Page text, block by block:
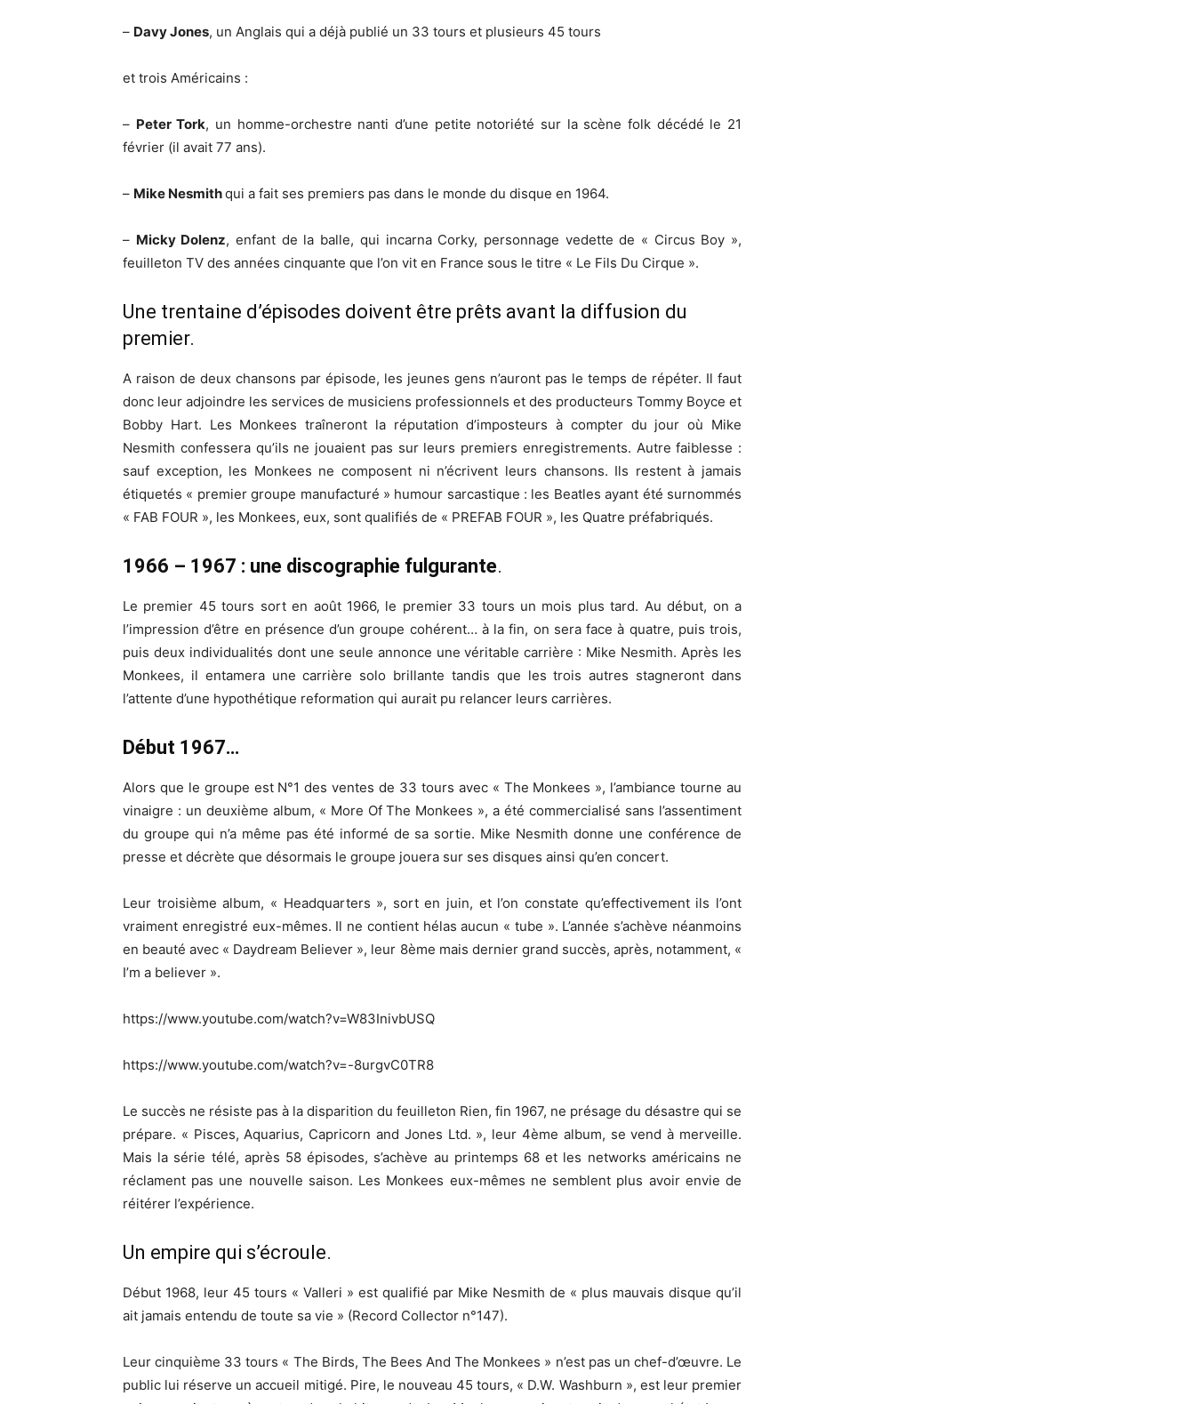
– Davy Jones, un Anglais qui a déjà publié un 33 tours et plusieurs 45 tours
et trois Américains :
– Peter Tork, un homme-orchestre nanti d’une petite notoriété sur la scène folk décédé le 21
février (il avait 77 ans).
– Mike Nesmithqui a fait ses premiers pas dans le monde du disque en 1964.
– Micky Dolenz, enfant de la balle, qui incarna Corky, personnage vedette de « Circus Boy »,
feuilleton TV des années cinquante que l’on vit en France sous le titre « Le Fils Du Cirque ».
Une trentaine d’épisodes doivent être prêts avant la diffusion du
premier.
A raison de deux chansons par épisode, les jeunes gens n’auront pas le temps de répéter. Il faut
donc leur adjoindre les services de musiciens professionnels et des producteurs Tommy Boyce et
Bobby Hart. Les Monkees traîneront la réputation d’imposteurs à compter du jour où Mike
Nesmith confessera qu’ils ne jouaient pas sur leurs premiers enregistrements. Autre faiblesse :
sauf exception, les Monkees ne composent ni n’écrivent leurs chansons. Ils restent à jamais
étiquetés « premier groupe manufacturé » humour sarcastique : les Beatles ayant été surnommés
« FAB FOUR », les Monkees, eux, sont qualifiés de « PREFAB FOUR », les Quatre préfabriqués.
1966 – 1967 : une discographie fulgurante.
Le premier 45 tours sort en août 1966, le premier 33 tours un mois plus tard. Au début, on a
l’impression d’être en présence d’un groupe cohérent… à la fin, on sera face à quatre, puis trois,
puis deux individualités dont une seule annonce une véritable carrière : Mike Nesmith. Après les
Monkees, il entamera une carrière solo brillante tandis que les trois autres stagneront dans
l’attente d’une hypothétique reformation qui aurait pu relancer leurs carrières.
Début 1967…
Alors que le groupe est N°1 des ventes de 33 tours avec « The Monkees », l’ambiance tourne au
vinaigre : un deuxième album, « More Of The Monkees », a été commercialisé sans l’assentiment
du groupe qui n’a même pas été informé de sa sortie. Mike Nesmith donne une conférence de
presse et décrète que désormais le groupe jouera sur ses disques ainsi qu’en concert.
Leur troisième album, « Headquarters », sort en juin, et l’on constate qu’effectivement ils l’ont
vraiment enregistré eux-mêmes. Il ne contient hélas aucun « tube ». L’année s’achève néanmoins
en beauté avec « Daydream Believer », leur 8ème mais dernier grand succès, après, notamment, «
I’m a believer ».
https://www.youtube.com/watch?v=W83InivbUSQ
https://www.youtube.com/watch?v=-8urgvC0TR8
Le succès ne résiste pas à la disparition du feuilleton Rien, fin 1967, ne présage du désastre qui se
prépare. « Pisces, Aquarius, Capricorn and Jones Ltd. », leur 4ème album, se vend à merveille.
Mais la série télé, après 58 épisodes, s’achève au printemps 68 et les networks américains ne
réclament pas une nouvelle saison. Les Monkees eux-mêmes ne semblent plus avoir envie de
réitérer l’expérience.
Un empire qui s’écroule.
Début 1968, leur 45 tours « Valleri » est qualifié par Mike Nesmith de « plus mauvais disque qu’il
ait jamais entendu de toute sa vie » (Record Collector n°147).
Leur cinquième 33 tours « The Birds, The Bees And The Monkees » n’est pas un chef-d’œuvre. Le
public lui réserve un accueil mitigé. Pire, le nouveau 45 tours, « D.W. Washburn », est leur premier